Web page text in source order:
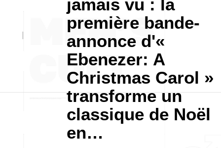
jamais vu : la
première bande-
annonce d'«
Ebenezer: A
Christmas Carol »
transforme un
classique de Noël
en…